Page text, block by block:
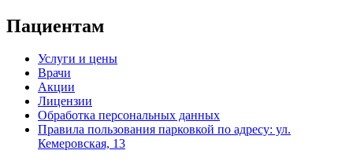
Пациентам
Услуги и цены
Врачи
Акции
Лицензии
Обработка персональных данных
Правила пользования парковкой по адресу: ул.
Кемеровская, 13